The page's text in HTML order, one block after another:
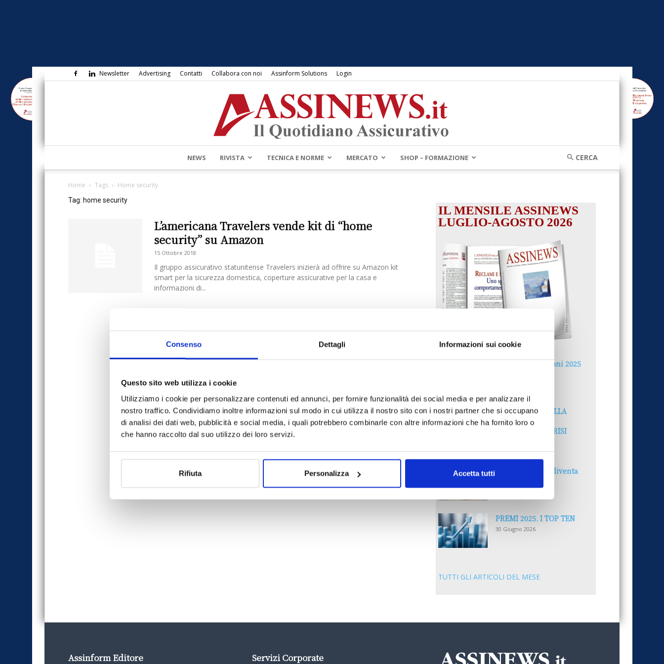
Consenso Dettagli Informazioni sui cookie
Questo sito web utilizza i cookie
Utilizziamo i cookie per personalizzare contenuti ed annunci, per fornire funzionalità dei social media e per analizzare il
nostro traffico. Condividiamo inoltre informazioni sul modo in cui utilizza il nostro sito con i nostri partner che si occupano
di analisi dei dati web, pubblicità e social media, i quali potrebbero combinarle con altre informazioni che ha fornito loro o
che hanno raccolto dal suo utilizzo dei loro servizi.
Rifiuta Personalizza Accetta tutti
Newsletter Advertising Contatti Collabora con noi Assinform Solutions Login
Assinews.it
NEWS RIVISTA TECNICA E NORME MERCATO SHOP – FORMAZIONE
Home Tags Home security
Tag: home security
L’americana Travelers vende kit di “home
security” su Amazon
15 Ottobre 2018
Il gruppo assicurativo statunitense Travelers inizierà ad offrire su Amazon kit
smart per la sicurezza domestica, coperture assicurative per la casa e
informazioni di...
IL MENSILE ASSINEWS
LUGLIO-AGOSTO 2026
Reclami e sanzioni 2025
LA GESTIONE DELLA
REPUTAZIONE.
RECENSIONI E CRISI
30 Giugno 2026
Il “Modulo CAI” diventa
PREMI 2025. I TOP TEN
30 Giugno 2026
TUTTI GLI ARTICOLI DEL MESE
Assinform Editore Servizi Corporate